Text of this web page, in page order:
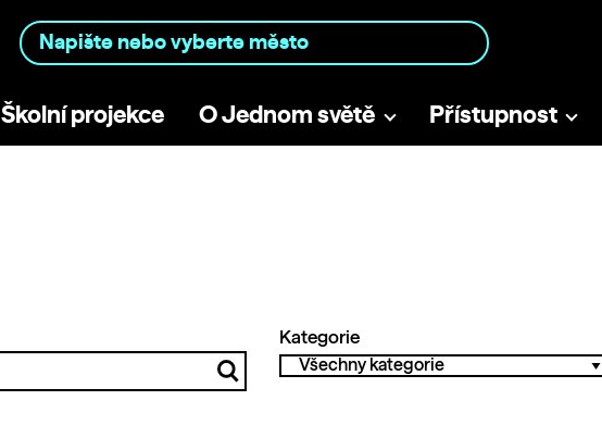
Školní projekce O Jednom světě Přístupnost
Kategorie